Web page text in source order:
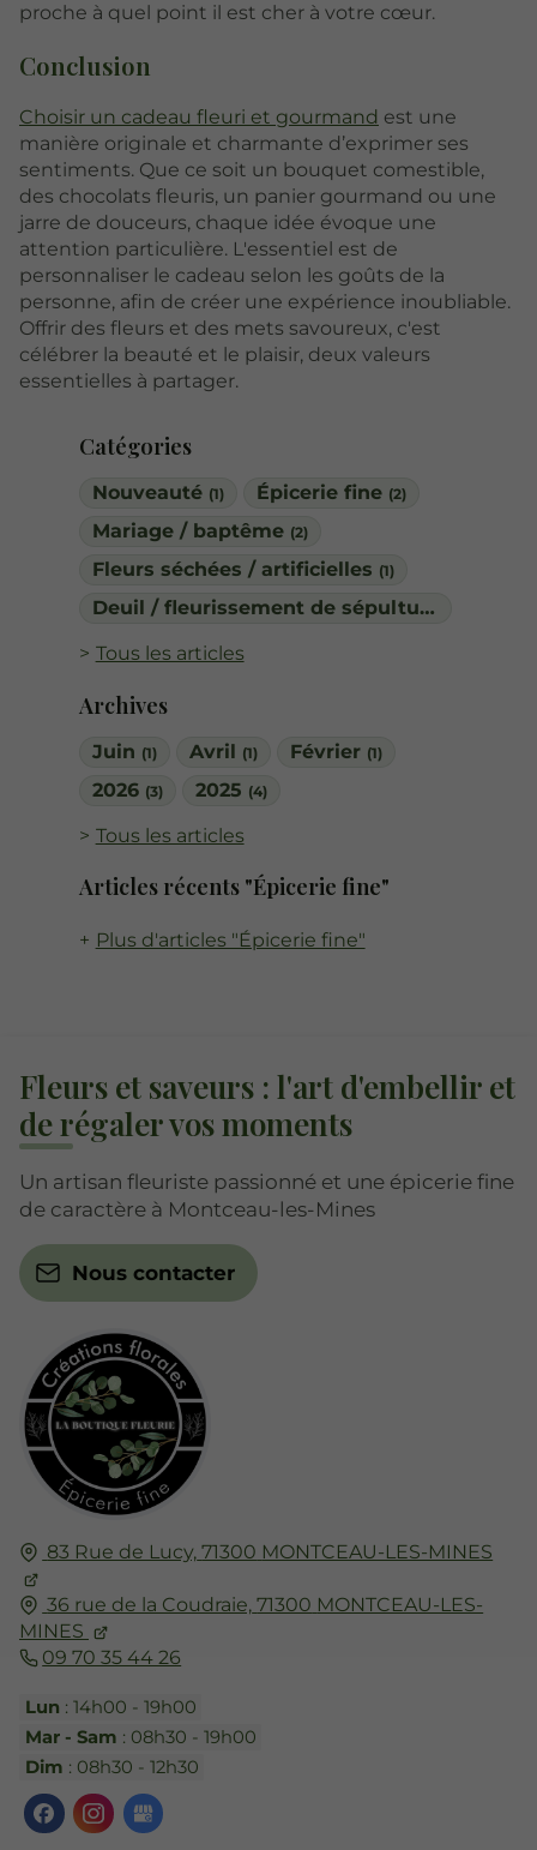
Catégories
Nouveauté (1) Épicerie fine (2)
Mariage / baptême (2)
Fleurs séchées / artificielles (1)
Deuil / fleurissement de sépulture
Tous les articles
Archives
Juin (1) Avril (1) Février (1)
2026 (3) 2025 (4)
Tous les articles
Articles récents "Épicerie fine"
Plus d'articles "Épicerie fine"
proche à quel point il est cher à votre cœur.
Conclusion
Choisir un cadeau fleuri et gourmand est une
manière originale et charmante d’exprimer ses
sentiments. Que ce soit un bouquet comestible,
des chocolats fleuris, un panier gourmand ou une
jarre de douceurs, chaque idée évoque une
attention particulière. L'essentiel est de
personnaliser le cadeau selon les goûts de la
personne, afin de créer une expérience inoubliable.
Offrir des fleurs et des mets savoureux, c'est
célébrer la beauté et le plaisir, deux valeurs
essentielles à partager.
83 Rue de Lucy, 71300 MONTCEAU-LES-MINES
36 rue de la Coudraie, 71300 MONTCEAU-LES-
MINES
09 70 35 44 26
Lun : 14h00 - 19h00
Mar - Sam : 08h30 - 19h00
Dim : 08h30 - 12h30
Fleurs et saveurs : l'art d'embellir et
de régaler vos moments
Un artisan fleuriste passionné et une épicerie fine
de caractère à Montceau-les-Mines
Nous contacter